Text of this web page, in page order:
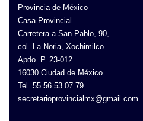
Provincia de México
Casa Provincial
Carretera a San Pablo, 90,
col. La Noria, Xochimilco.
Apdo. P. 23-012.
16030 Ciudad de México.
Tel. 55 56 53 07 79
secretarioprovincialmx@gmail.com